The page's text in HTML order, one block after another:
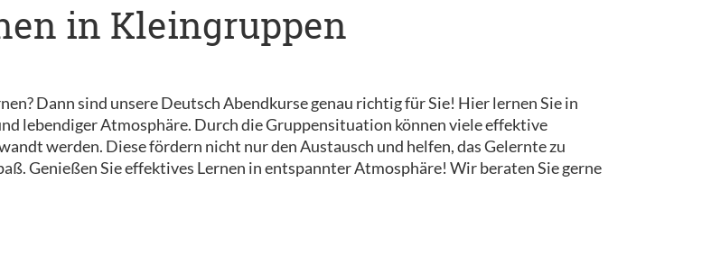
in Kleingruppen
Dann sind unsere Deutsch Abendkurse genau richtig für Sie! Hier lernen Sie in
lebendiger Atmosphäre. Durch die Gruppensituation können viele effektive
werden. Diese fördern nicht nur den Austausch und helfen, das Gelernte zu
Genießen Sie effektives Lernen in entspannter Atmosphäre! Wir beraten Sie gerne